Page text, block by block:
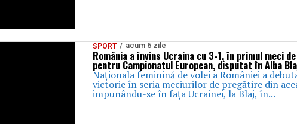
SPORT acum 6 zile
România a învins Ucraina cu 3-1, în primul meci
pentru Campionatul European, disputat în Alba
Naționala feminină de volei a României a
victorie în seria meciurilor de pregătire din
impunându-se în fața Ucrainei, la Blaj, în...